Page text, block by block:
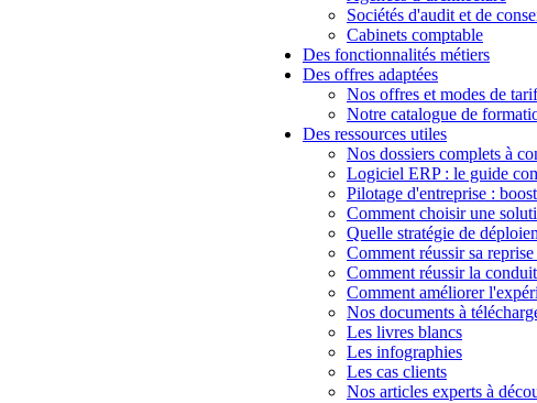
Sociétés d'audit et de
Cabinets comptable
Des fonctionnalités métiers
Des offres adaptées
Nos offres et modes de
Notre catalogue de
Des ressources utiles
Nos dossiers complets à
Logiciel ERP : le guide
Pilotage d'entreprise :
Comment choisir une
Quelle stratégie de
Comment réussir sa
Comment réussir la
Comment améliorer
Nos documents à
Les livres blancs
Les infographies
Les cas clients
Nos articles experts à